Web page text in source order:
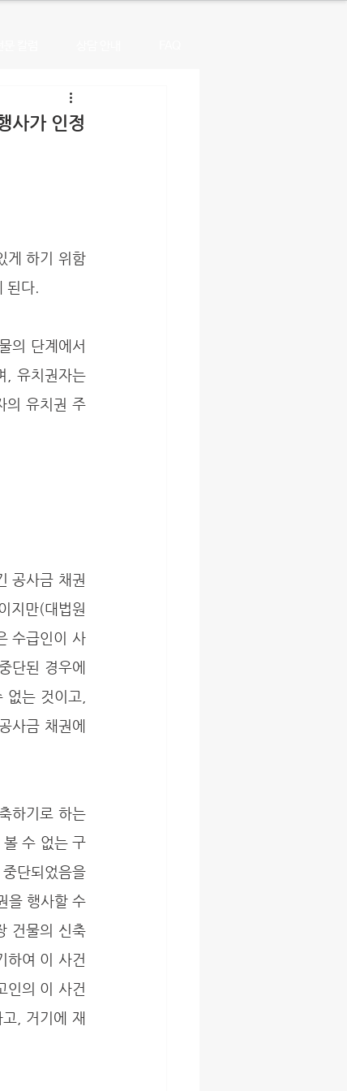
사가 인정
게 하기 위함
된다.
, 유치권자는
의 유치권 주
지만(대법원
수급인이 사
단된 경우에
는 것이고,
사금 채권에
볼 수 없는 구
단되었음을
을 행사할 수
건물의 신축
하여 이 사건
인의 이 사건
, 거기에 재